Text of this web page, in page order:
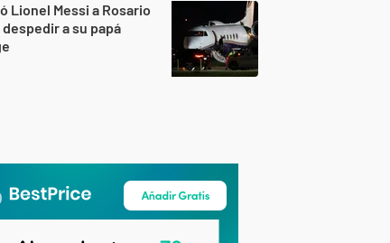
Lionel Messi a Rosario
despedir a su papá